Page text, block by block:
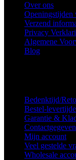
Over ons
Openingstijden
Verzend
Privacy
Algemene
Blog
Bedenktijd/
Bestel-
Garantie &
Mijn account
Veel gestelde
Wholesale